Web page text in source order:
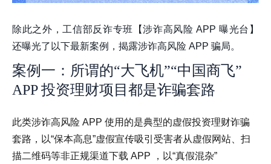
除此之外，工信部反诈专班【涉诈高风险 APP 曝光台】
还曝光了以下最新案例，揭露涉诈高风险 APP 骗局。
案例一：所谓的“大飞机”“中国商飞”
APP 投资理财项目都是诈骗套路
此类涉诈高风险 APP 使用的是典型的虚假投资理财诈骗
套路，以“保本高息”虚假宣传吸引受害者从虚假网站、扫
描二维码等非正规渠道下载 APP ，以“真假混杂”